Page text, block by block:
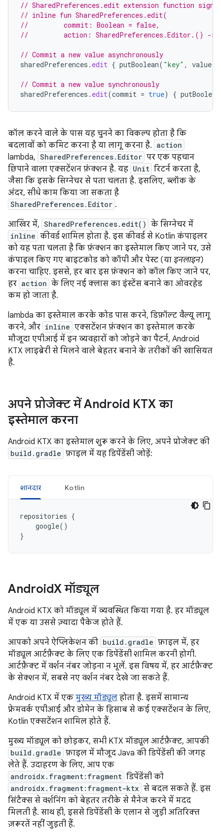
// SharedPreferences.edit extension function
// inline fun SharedPreferences.edit(
//         commit: Boolean = false,
//         action: SharedPreferences.Editor.() ->
// Commit a new value asynchronously
sharedPreferences . edit { putBoolean( "key" , value
// Commit a new value synchronously
sharedPreferences . edit(commit = true) { putBoolean
कॉल करने वाले के पास यह चुनने का विकल्प होता है कि
बदलावों को कमिट करना है या लागू करना है. action
lambda, SharedPreferences.Editor पर एक पहचान
छिपाने वाला एक्सटेंशन फ़ंक्शन है. यह Unit रिटर्न करता है,
जैसा कि इसके सिग्नेचर से पता चलता है. इसलिए, ब्लॉक के
अंदर, सीधे काम किया जा सकता है
SharedPreferences.Editor .
आखिर में, SharedPreferences.edit() के सिग्नेचर में
inline कीवर्ड शामिल होता है. इस कीवर्ड से Kotlin कंपाइलर
को यह पता चलता है कि फ़ंक्शन का इस्तेमाल किए जाने पर, उसे
कंपाइल किए गए बाइटकोड को कॉपी और पेस्ट (या इनलाइन)
करना चाहिए. इससे, हर बार इस फ़ंक्शन को कॉल किए जाने पर,
हर action के लिए नई क्लास का इंस्टेंस बनाने का ओवरहेड
कम हो जाता है.
lambda का इस्तेमाल करके कोड पास करने, डिफ़ॉल्ट वैल्यू लागू
करने, और inline एक्सटेंशन फ़ंक्शन का इस्तेमाल करके
मौजूदा एपीआई में इन व्यवहारों को जोड़ने का पैटर्न, Android
KTX लाइब्रेरी से मिलने वाले बेहतर बनाने के तरीकों की खासियत
है.
अपने प्रोजेक्ट में Android KTX का
इस्तेमाल करना
Android KTX का इस्तेमाल शुरू करने के लिए, अपने प्रोजेक्ट की
build.gradle फ़ाइल में यह डिपेंडेंसी जोड़ें:
शानदार Kotlin
repositories {
google()
}
AndroidX मॉड्यूल
Android KTX को मॉड्यूल में व्यवस्थित किया गया है. हर मॉड्यूल
में एक या उससे ज़्यादा पैकेज होते हैं.
आपको अपने ऐप्लिकेशन की build.gradle फ़ाइल में, हर
मॉड्यूल आर्टफ़ैक्ट के लिए एक डिपेंडेंसी शामिल करनी होगी.
आर्टफ़ैक्ट में वर्शन नंबर जोड़ना न भूलें. इस विषय में, हर आर्टफ़ैक्ट
के सेक्शन में, सबसे नए वर्शन नंबर देखे जा सकते हैं.
Android KTX में एक मुख्य मॉड्यूल होता है. इसमें सामान्य
फ़्रेमवर्क एपीआई और डोमेन के हिसाब से कई एक्सटेंशन के लिए,
Kotlin एक्सटेंशन शामिल होते हैं.
मुख्य मॉड्यूल को छोड़कर, सभी KTX मॉड्यूल आर्टफ़ैक्ट, आपकी
build.gradle फ़ाइल में मौजूद Java की डिपेंडेंसी की जगह
लेते हैं. उदाहरण के लिए, आप एक
androidx.fragment:fragment डिपेंडेंसी को
androidx.fragment:fragment-ktx से बदल सकते हैं. इस
सिंटैक्स से वर्शनिंग को बेहतर तरीके से मैनेज करने में मदद
मिलती है. साथ ही, इससे डिपेंडेंसी के एलान से जुड़ी अतिरिक्त
ज़रूरतें नहीं जुड़ती हैं.